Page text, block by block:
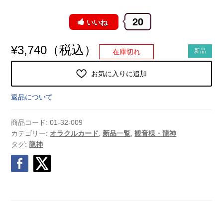
いいね 20
新品
¥3,740 （税込） 在庫切れ
お気に入りに追加
返品について
商品コード:01-32-009
カテゴリー: オラクルカード 新品一覧 ,観音様・龍神
タグ:龍神